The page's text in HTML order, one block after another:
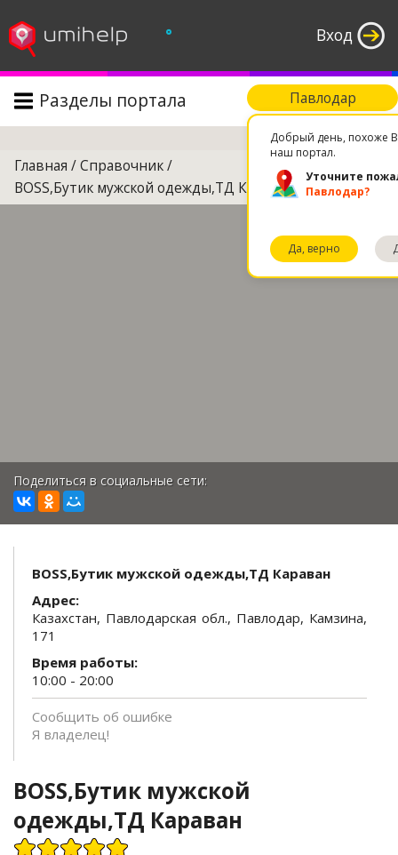
Вход
°
Павлодар
Добрый день, похоже
наш портал.
Уточните
Павлодар?
Да, верно
Разделы портала Поиск
Главная /Справочник/
BOSS,Бутик мужской одежды,ТД Караван
Поделиться в социальные сети:
BOSS,Бутик мужской одежды,ТД Караван
Адрес:
Казахстан, Павлодарская обл., Павлодар, Камзина,
171
Время работы:
10:00 - 20:00
Сообщить об ошибке
Я владелец!
BOSS,Бутик мужской
одежды,ТД Караван